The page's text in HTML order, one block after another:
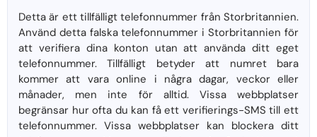
Detta är ett tillfälligt telefonnummer från Storbritannien.
Använd detta falska telefonnummer i Storbritannien för
att verifiera dina konton utan att använda ditt eget
telefonnummer. Tillfälligt betyder att numret bara
kommer att vara online i några dagar, veckor eller
månader, men inte för alltid. Vissa webbplatser
begränsar hur ofta du kan få ett verifierings-SMS till ett
telefonnummer. Vissa webbplatser kan blockera ditt